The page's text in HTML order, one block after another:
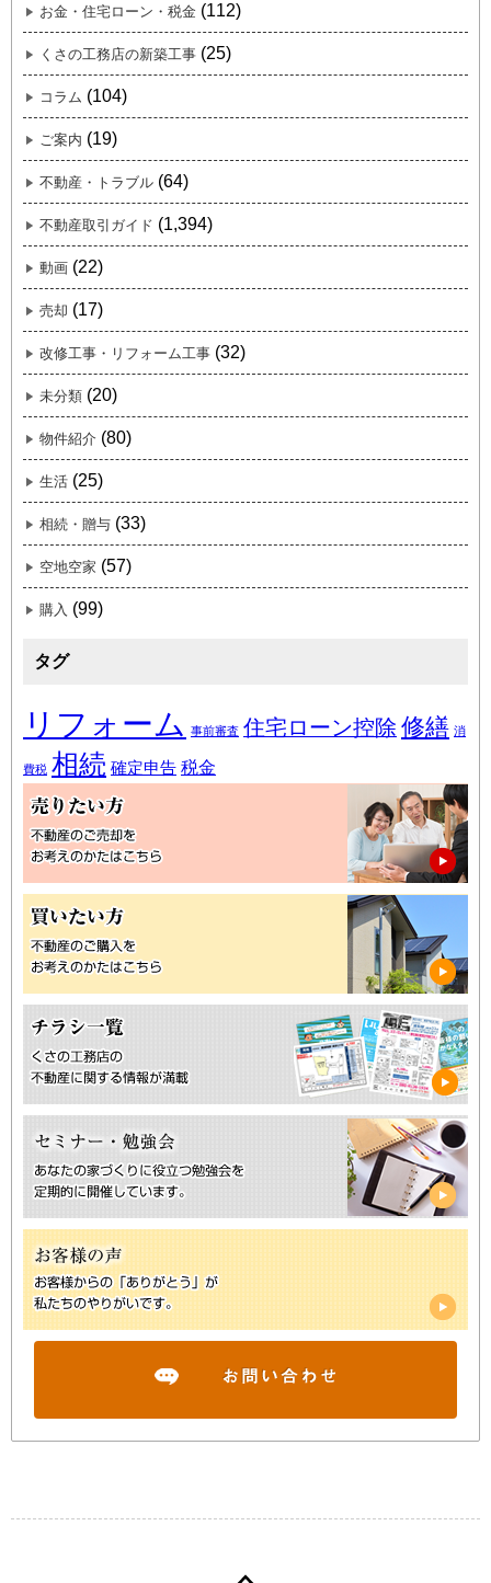
お金・住宅ローン・税金 (112)
くさの工務店の新築工事 (25)
コラム (104)
ご案内 (19)
不動産・トラブル (64)
不動産取引ガイド (1,394)
動画 (22)
売却 (17)
改修工事・リフォーム工事 (32)
未分類 (20)
物件紹介 (80)
生活 (25)
相続・贈与 (33)
空地空家 (57)
購入 (99)
タグ
リフォーム 事前審査 住宅ローン控除 修繕 消
費税 相続 確定申告 税金